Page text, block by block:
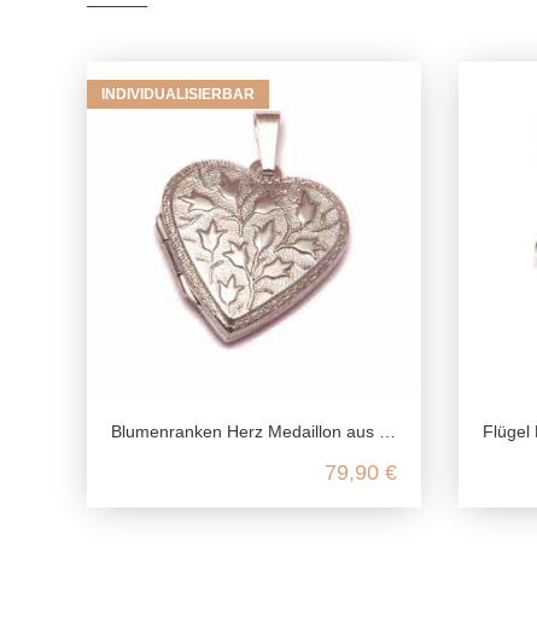
INDIVIDUALISIERBAR
Blumenranken Herz Medaillon aus 925 Sterling Silber
79,90 €
Flügel